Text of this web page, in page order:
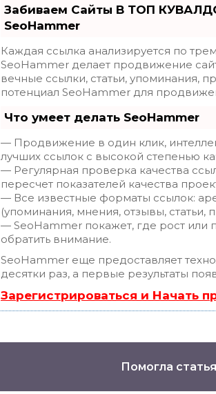
Забиваем Сайты В ТОП
SeoHammer
Каждая ссылка анализируется по
SeoHammer делает продвижение
вечные ссылки, статьи, упоминания,
потенциал SeoHammer для
Что умеет делать SeoHammer
— Продвижение в один клик,
лучших ссылок с высокой степенью
— Регулярная проверка качества
пересчет показателей качества
— Все известные форматы ссылок:
(упоминания, мнения, отзывы, статьи,
— SeoHammer покажет, где рост или
обратить внимание.
SeoHammer еще предоставляет
десятки раз, а первые результаты
Зарегистрироваться и Начать
Помогла